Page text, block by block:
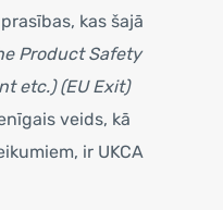
kas šajā
Product Safety
etc.) (EU Exit)
veids, kā
ir UKCA